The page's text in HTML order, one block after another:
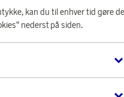
kan du til enhver tid gøre
nederst på siden.
Loyalty Solutions ApS (Park Allé
ApS. Alle rettigheder